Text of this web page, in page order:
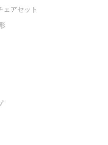
ェアセット